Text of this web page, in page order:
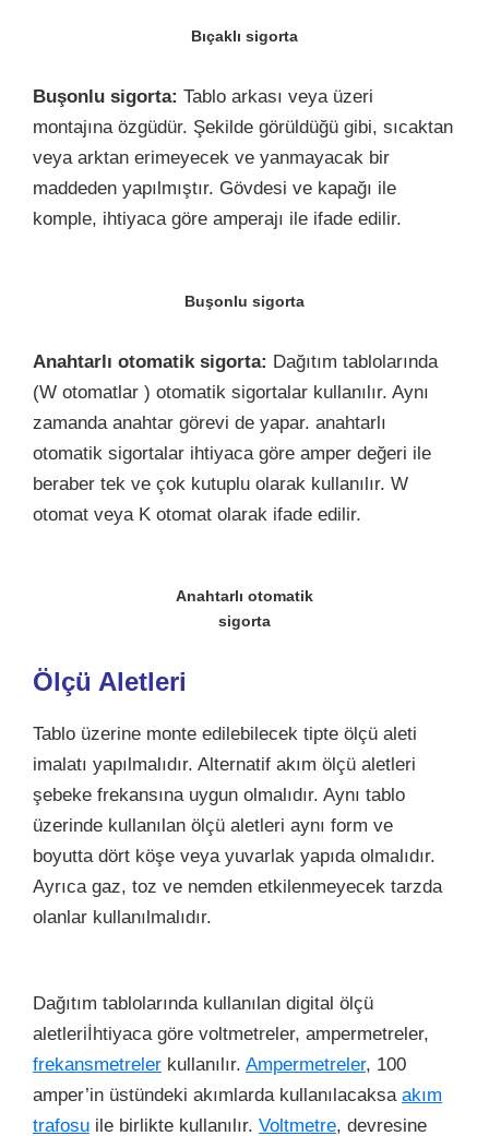
Bıçaklı sigorta
Buşonlu sigorta: Tablo arkası veya üzeri
montajına özgüdür. Şekilde görüldüğü gibi, sıcaktan
veya arktan erimeyecek ve yanmayacak bir
maddeden yapılmıştır. Gövdesi ve kapağı ile
komple, ihtiyaca göre amperajı ile ifade edilir.
Buşonlu sigorta
Anahtarlı otomatik sigorta: Dağıtım tablolarında
(W otomatlar ) otomatik sigortalar kullanılır. Aynı
zamanda anahtar görevi de yapar. anahtarlı
otomatik sigortalar ihtiyaca göre amper değeri ile
beraber tek ve çok kutuplu olarak kullanılır. W
otomat veya K otomat olarak ifade edilir.
Anahtarlı otomatik
sigorta
Ölçü Aletleri
Tablo üzerine monte edilebilecek tipte ölçü aleti
imalatı yapılmalıdır. Alternatif akım ölçü aletleri
şebeke frekansına uygun olmalıdır. Aynı tablo
üzerinde kullanılan ölçü aletleri aynı form ve
boyutta dört köşe veya yuvarlak yapıda olmalıdır.
Ayrıca gaz, toz ve nemden etkilenmeyecek tarzda
olanlar kullanılmalıdır.
Dağıtım tablolarında kullanılan digital ölçü
aletleriİhtiyaca göre voltmetreler, ampermetreler,
frekansmetreler kullanılır. Ampermetreler, 100
amper’in üstündeki akımlarda kullanılacaksa akım
trafosu ile birlikte kullanılır. Voltmetre, devresine